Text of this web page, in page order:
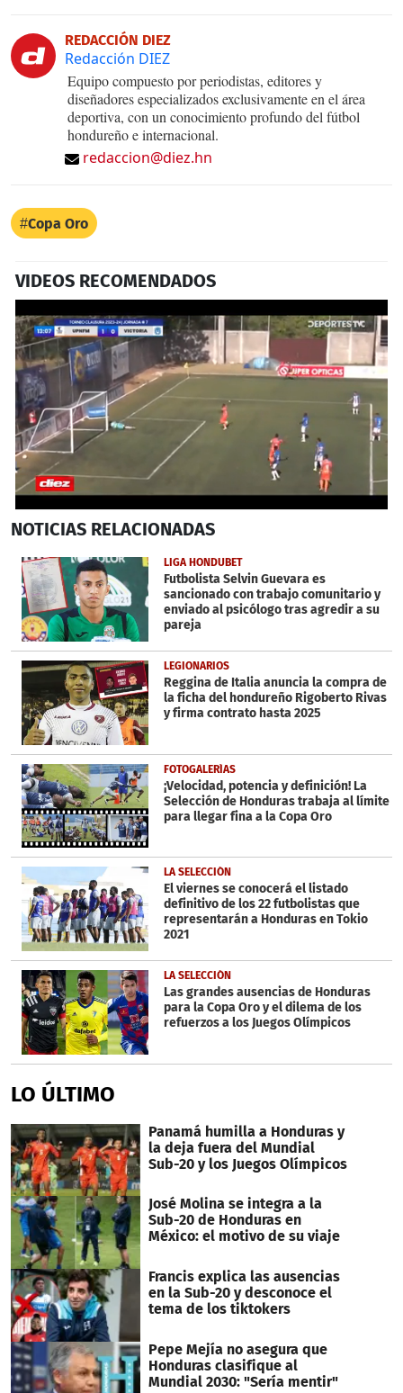
REDACCIÓN DIEZ
Redacción DIEZ
Equipo compuesto por periodistas, editores y
diseñadores especializados exclusivamente en el área
deportiva, con un conocimiento profundo del fútbol
hondureño e internacional.
redaccion@diez.hn
Copa Oro
VIDEOS RECOMENDADOS
seconds
2
minutes,
1
second
NOTICIAS RELACIONADAS
LIGA HONDUBET
Futbolista Selvin Guevara es
sancionado con trabajo comunitario y
enviado al psicólogo tras agredir a su
pareja
LEGIONARIOS
Reggina de Italia anuncia la compra de
la ficha del hondureño Rigoberto Rivas
y firma contrato hasta 2025
FOTOGALERÍAS
¡Velocidad, potencia y definición! La
Selección de Honduras trabaja al límite
para llegar fina a la Copa Oro
LA SELECCIÓN
El viernes se conocerá el listado
definitivo de los 22 futbolistas que
representarán a Honduras en Tokio
2021
LA SELECCIÓN
Las grandes ausencias de Honduras
para la Copa Oro y el dilema de los
refuerzos a los Juegos Olímpicos
LO ÚLTIMO
Panamá humilla a Honduras y
la deja fuera del Mundial
Sub-20 y los Juegos Olímpicos
José Molina se integra a la
Sub-20 de Honduras en
México: el motivo de su viaje
Francis explica las ausencias
en la Sub-20 y desconoce el
tema de los tiktokers
Pepe Mejía no asegura que
Honduras clasifique al
Mundial 2030: "Sería mentir"